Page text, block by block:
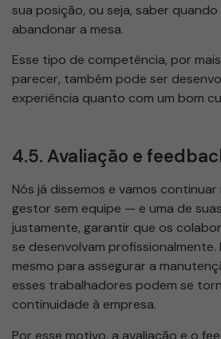
sua posição, ou seja, saber quando
abandonar a mesa.
Esse tipo de competência, por
parecer, também pode ser
experiência quanto com um bom
4.5. Avaliação e
Nós já dissemos e vamos
gestor sem equipe — e uma de
justamente, garantir que os
se desenvolvam
mesmo para assegurar a
esses trabalhadores podem se
continuidade à empresa.
Por esse motivo, a avaliação e o